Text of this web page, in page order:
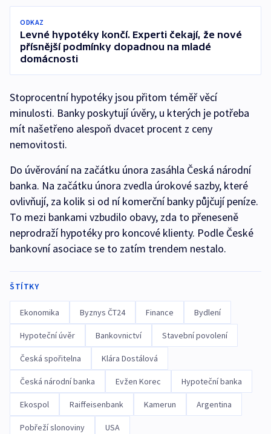
ODKAZ
Levné hypotéky končí. Experti čekají, že nové
přísnější podmínky dopadnou na mladé
domácnosti
Stoprocentní hypotéky jsou přitom téměř věcí
minulosti. Banky poskytují úvěry, u kterých je potřeba
mít našetřeno alespoň dvacet procent z ceny
nemovitosti.
Do úvěrování na začátku února zasáhla Česká národní
banka. Na začátku února zvedla úrokové sazby, které
ovlivňují, za kolik si od ní komerční banky půjčují peníze.
To mezi bankami vzbudilo obavy, zda to přeneseně
neprodraží hypotéky pro koncové klienty. Podle České
bankovní asociace se to zatím trendem nestalo.
ŠTÍTKY
Ekonomika Byznys ČT24 Finance Bydlení
Hypoteční úvěr Bankovnictví Stavební povolení
Česká spořitelna Klára Dostálová
Česká národní banka Evžen Korec Hypoteční banka
Ekospol Raiffeisenbank Kamerun Argentina
Pobřeží slonoviny USA